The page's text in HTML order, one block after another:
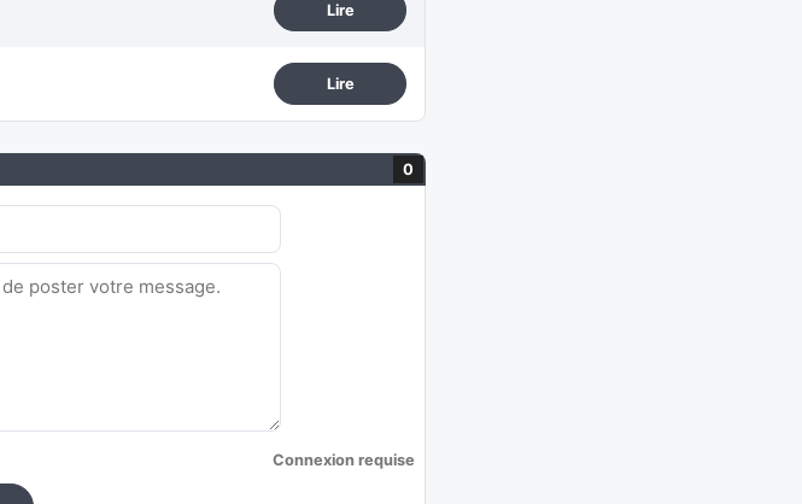
Lire
Lire
0
Connexion requise